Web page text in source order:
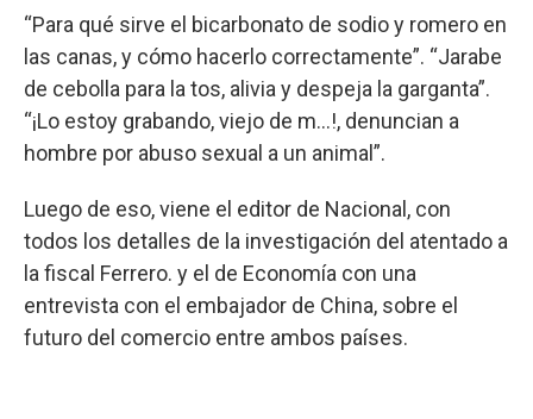
“Para qué sirve el bicarbonato de sodio y romero en
las canas, y cómo hacerlo correctamente”. “Jarabe
de cebolla para la tos, alivia y despeja la garganta”.
“¡Lo estoy grabando, viejo de m...!, denuncian a
hombre por abuso sexual a un animal”.
Luego de eso, viene el editor de Nacional, con
todos los detalles de la investigación del atentado a
la fiscal Ferrero. y el de Economía con una
entrevista con el embajador de China, sobre el
futuro del comercio entre ambos países.